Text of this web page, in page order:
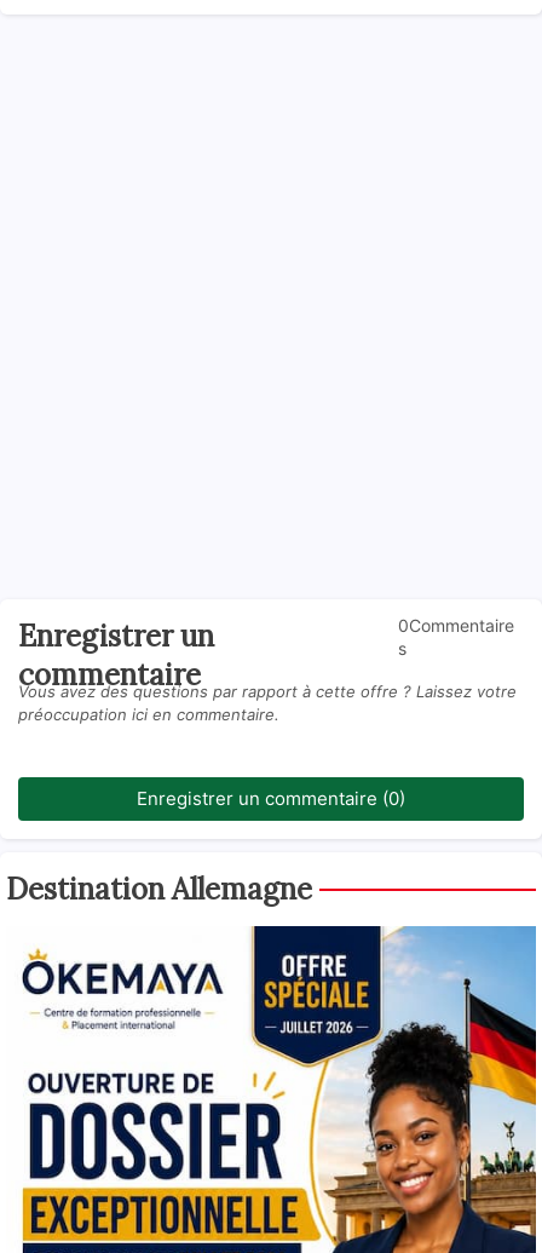
Enregistrer un
commentaire
0Commentaire
s
Vous avez des questions par rapport à cette offre ? Laissez votre
préoccupation ici en commentaire.
Enregistrer un commentaire (0)
Destination Allemagne